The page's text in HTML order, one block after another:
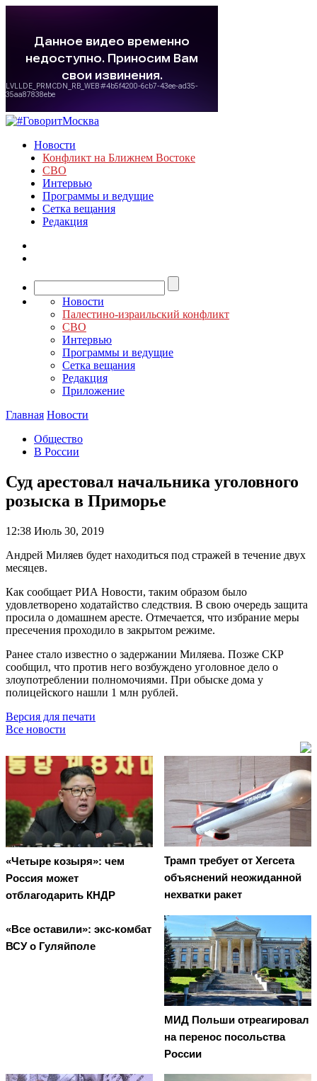
Новости
Конфликт на Ближнем Востоке
СВО
Интервью
Программы и ведущие
Сетка вещания
Редакция
Новости
Палестино-израильский конфликт
СВО
Интервью
Программы и ведущие
Сетка вещания
Редакция
Приложение
Главная Новости
Общество
В России
Суд арестовал начальника уголовного
розыска в Приморье
12:38 Июль 30, 2019
Андрей Миляев будет находиться под стражей в течение двух
месяцев.
Как сообщает РИА Новости, таким образом было
удовлетворено ходатайство следствия. В свою очередь защита
просила о домашнем аресте. Отмечается, что избрание меры
пресечения проходило в закрытом режиме.
Ранее стало известно о задержании Миляева. Позже СКР
сообщил, что против него возбуждено уголовное дело о
злоупотреблении полномочиями. При обыске дома у
полицейского нашли 1 млн рублей.
Версия для печати
Все новости
«Четыре козыря»: чем
Россия может
отблагодарить КНДР
Трамп требует от Хегсета
объяснений неожиданной
нехватки ракет
«Все оставили»: экс-комбат
ВСУ о Гуляйполе
МИД Польши отреагировал
на перенос посольства
России